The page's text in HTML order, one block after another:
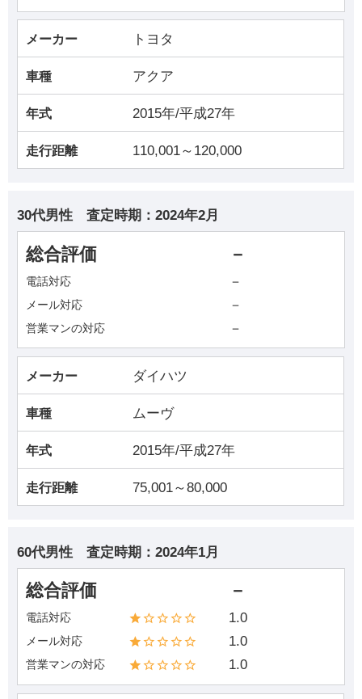
メーカー トヨタ
車種 アクア
年式 2015年/平成27年
走行距離 110,001～120,000
30代男性 査定時期： 2024年2月
総合評価 －
電話対応 －
メール対応 －
営業マンの対応 －
メーカー ダイハツ
車種 ムーヴ
年式 2015年/平成27年
走行距離 75,001～80,000
60代男性 査定時期： 2024年1月
総合評価 －
電話対応 1.0
メール対応 1.0
営業マンの対応 1.0